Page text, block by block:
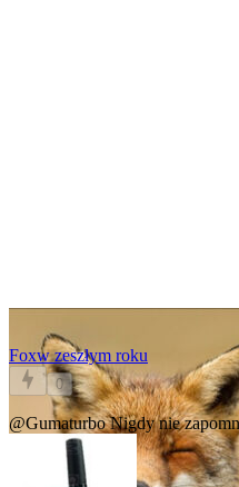
Foxw zeszłym roku
0
@GumaturboNigdy nie